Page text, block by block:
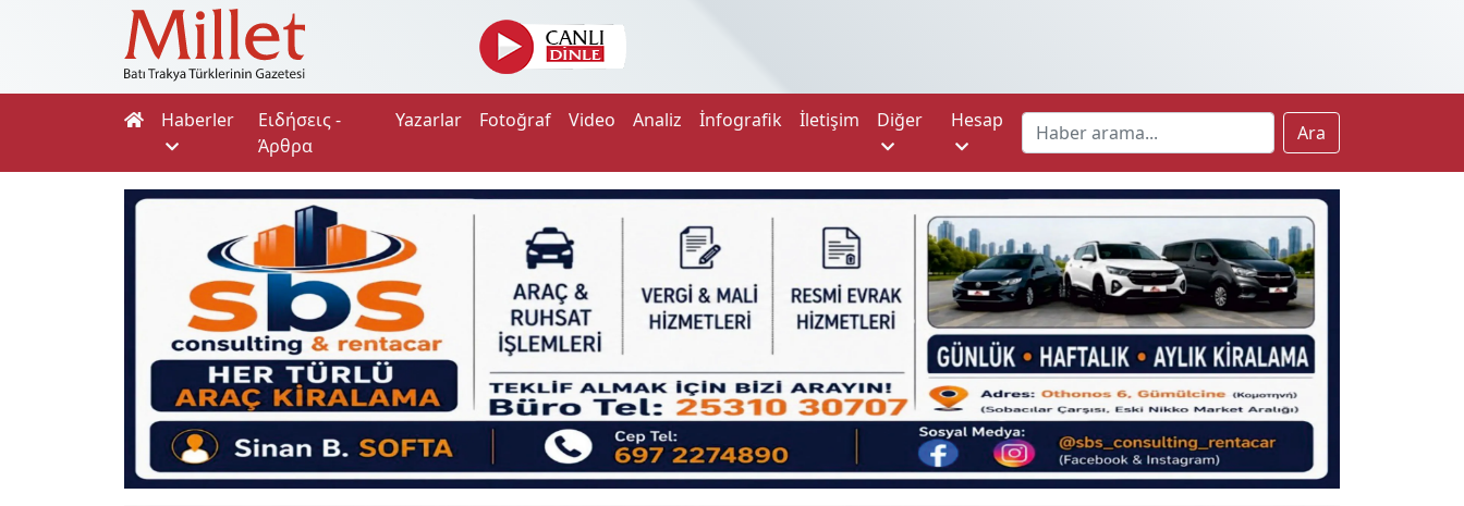
Haberler
Ειδήσεις -
Άρθρα
Yazarlar Fotoğraf Video Analiz İnfografik İletişim Diğer Hesap
Ara